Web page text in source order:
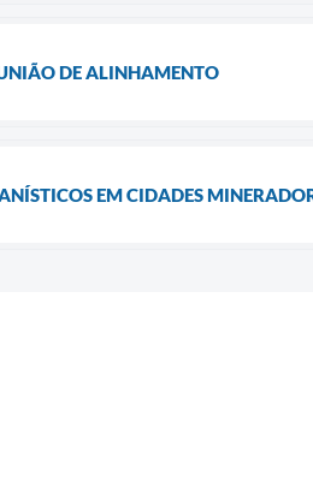
DE ALINHAMENTO
EM CIDADES